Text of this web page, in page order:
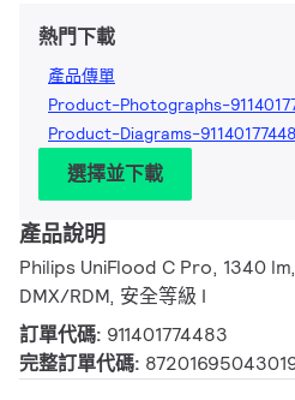
熱門下載
產品傳單
Product-Photographs-
Product-Diagrams-
選擇並下載
產品說明
Philips UniFlood C Pro, 1340
DMX/RDM, 安全等級 I
訂單代碼: 911401774483
完整訂單代碼: